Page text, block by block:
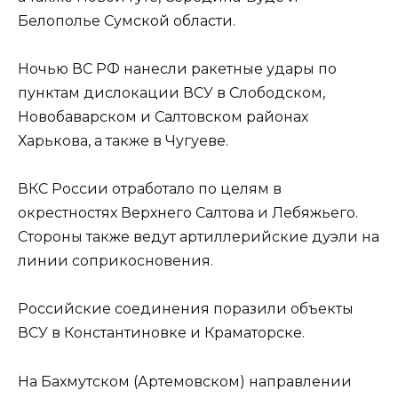
Белополье Сумской области.
Ночью ВС РФ нанесли ракетные удары по
пунктам дислокации ВСУ в Слободском,
Новобаварском и Салтовском районах
Харькова, а также в Чугуеве.
ВКС России отработало по целям в
окрестностях Верхнего Салтова и Лебяжьего.
Стороны также ведут артиллерийские дуэли на
линии соприкосновения.
Российские соединения поразили объекты
ВСУ в Константиновке и Краматорске.
На Бахмутском (Артемовском) направлении